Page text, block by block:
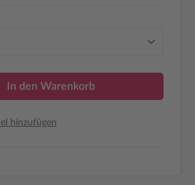
Gib den gewünschten
In den Warenkorb
hinzufügen